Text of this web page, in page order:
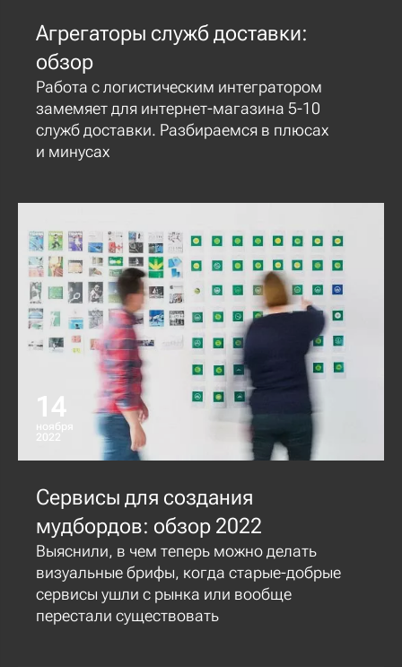
Агрегаторы служб доставки:
обзор
Работа с логистическим интегратором
замемяет для интернет-магазина 5-10
служб доставки. Разбираемся в плюсах
и минусах
14
ноября
2022
Сервисы для создания
мудбордов: обзор 2022
Выяснили, в чем теперь можно делать
визуальные брифы, когда старые-добрые
сервисы ушли с рынка или вообще
перестали существовать